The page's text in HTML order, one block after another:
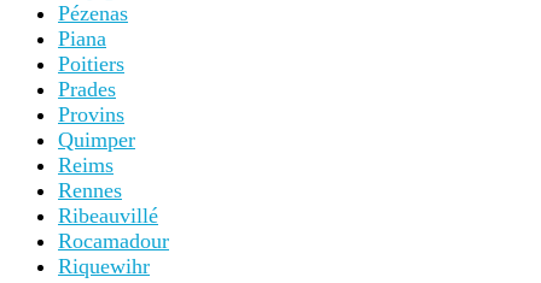
Pézenas
Piana
Poitiers
Prades
Provins
Quimper
Reims
Rennes
Ribeauvillé
Rocamadour
Riquewihr